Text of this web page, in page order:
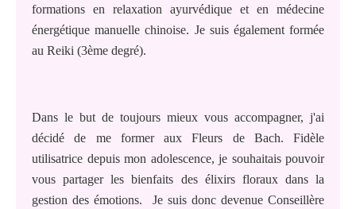
formations en relaxation ayurvédique et en médecine
énergétique manuelle chinoise. Je suis également formée
au Reiki (3ème degré).
Dans le but de toujours mieux vous accompagner, j'ai
décidé de me former aux Fleurs de Bach. Fidèle
utilisatrice depuis mon adolescence, je souhaitais pouvoir
vous partager les bienfaits des élixirs floraux dans la
gestion des émotions. Je suis donc devenue Conseillère